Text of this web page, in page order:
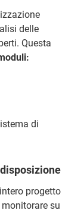
delle
Questa
di
progetto
su